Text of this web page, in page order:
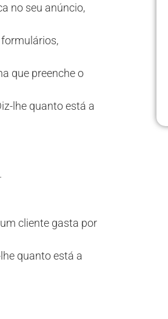
no seu anúncio,
que preenche o
lhe quanto está a
cliente gasta por
quanto está a